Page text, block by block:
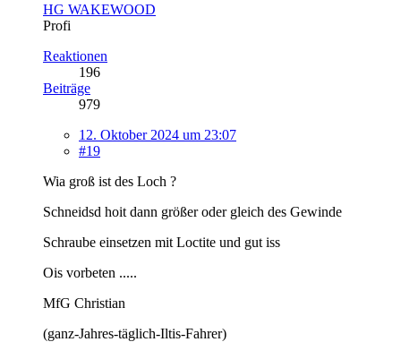
HG WAKEWOOD
Profi
Reaktionen
196
Beiträge
979
12. Oktober 2024 um 23:07
#19
Wia groß ist des Loch ?
Schneidsd hoit dann größer oder gleich des Gewinde
Schraube einsetzen mit Loctite und gut iss
Ois vorbeten .....
MfG Christian
(ganz-Jahres-täglich-Iltis-Fahrer)